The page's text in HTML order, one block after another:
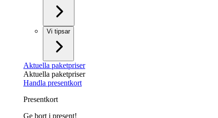
Vi tipsar
Aktuella paketpriser
Aktuella paketpriser
Handla presentkort
Presentkort
Ge bort i present!